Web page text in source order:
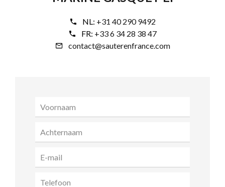
NL: +31 40 290 9492
FR: +33 6 34 28 38 47
contact@sauterenfrance.com